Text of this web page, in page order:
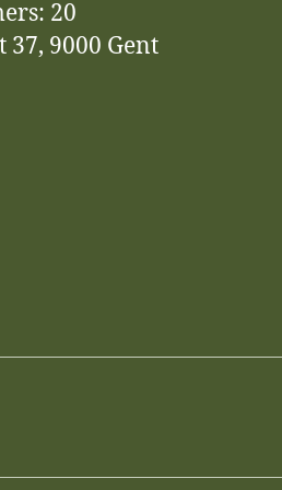
20
9000 Gent